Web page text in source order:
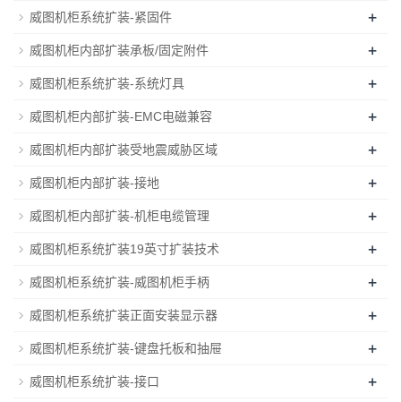
威图机柜系统扩装-紧固件 +
威图机柜内部扩装承板/固定附件 +
威图机柜系统扩装-系统灯具 +
威图机柜内部扩装-EMC电磁兼容 +
威图机柜内部扩装受地震威胁区域 +
威图机柜内部扩装-接地 +
威图机柜内部扩装-机柜电缆管理 +
威图机柜系统扩装19英寸扩装技术 +
威图机柜系统扩装-威图机柜手柄 +
威图机柜系统扩装正面安装显示器 +
威图机柜系统扩装-键盘托板和抽屉 +
威图机柜系统扩装-接口 +